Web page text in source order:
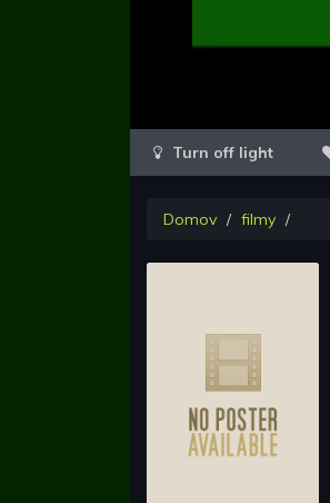
Domov filmy